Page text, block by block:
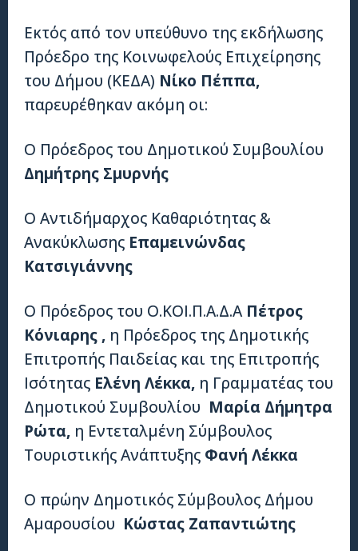
Εκτός από τον υπεύθυνο της εκδήλωσης
Πρόεδρο της Κοινωφελούς Επιχείρησης
του Δήμου (ΚΕΔΑ) Νίκο Πέππα,
παρευρέθηκαν ακόμη οι:
Ο Πρόεδρος του Δημοτικού Συμβουλίου
Δημήτρης Σμυρνής
Ο Αντιδήμαρχος Καθαριότητας &
Ανακύκλωσης Επαμεινώνδας
Κατσιγιάννης
Ο Πρόεδρος του Ο.ΚΟΙ.Π.Α.Δ.Α Πέτρος
Κόνιαρης , η Πρόεδρος της Δημοτικής
Επιτροπής Παιδείας και της Επιτροπής
Ισότητας Ελένη Λέκκα, η Γραμματέας του
Δημοτικού Συμβουλίου Μαρία Δήμητρα
Ρώτα, η Εντεταλμένη Σύμβουλος
Τουριστικής Ανάπτυξης Φανή Λέκκα
Ο πρώην Δημοτικός Σύμβουλος Δήμου
Αμαρουσίου Κώστας Ζαπαντιώτης